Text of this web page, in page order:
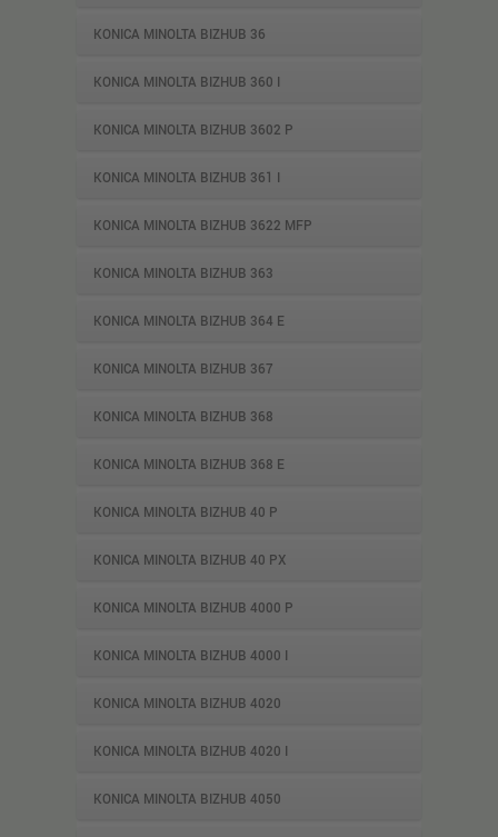
KONICA MINOLTA BIZHUB 36
KONICA MINOLTA BIZHUB 360 I
KONICA MINOLTA BIZHUB 3602 P
KONICA MINOLTA BIZHUB 361 I
KONICA MINOLTA BIZHUB 3622 MFP
KONICA MINOLTA BIZHUB 363
KONICA MINOLTA BIZHUB 364 E
KONICA MINOLTA BIZHUB 367
KONICA MINOLTA BIZHUB 368
KONICA MINOLTA BIZHUB 368 E
KONICA MINOLTA BIZHUB 40 P
KONICA MINOLTA BIZHUB 40 PX
KONICA MINOLTA BIZHUB 4000 P
KONICA MINOLTA BIZHUB 4000 I
KONICA MINOLTA BIZHUB 4020
KONICA MINOLTA BIZHUB 4020 I
KONICA MINOLTA BIZHUB 4050